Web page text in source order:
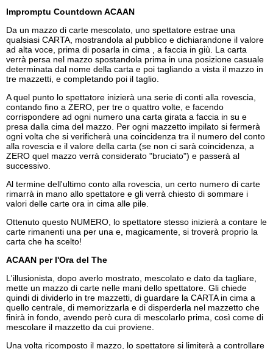
Impromptu Countdown ACAAN
Da un mazzo di carte mescolato, uno spettatore estrae una
qualsiasi CARTA, mostrandola al pubblico e dichiarandone il valore
ad alta voce, prima di posarla in cima , a faccia in giù. La carta
verrà persa nel mazzo spostandola prima in una posizione casuale
determinata dal nome della carta e poi tagliando a vista il mazzo in
tre mazzetti, e completando poi il taglio.
A quel punto lo spettatore inizierà una serie di conti alla rovescia,
contando fino a ZERO, per tre o quattro volte, e facendo
corrispondere ad ogni numero una carta girata a faccia in su e
presa dalla cima del mazzo. Per ogni mazzetto impilato si fermerà
ogni volta che si verificherà una coincidenza tra il numero del conto
alla rovescia e il valore della carta (se non ci sarà coincidenza, a
ZERO quel mazzo verrà considerato "bruciato") e passerà al
successivo.
Al termine dell'ultimo conto alla rovescia, un certo numero di carte
rimarrà in mano allo spettatore e gli verrà chiesto di sommare i
valori delle carte ora in cima alle pile.
Ottenuto questo NUMERO, lo spettatore stesso inizierà a contare le
carte rimanenti una per una e, magicamente, si troverà proprio la
carta che ha scelto!
ACAAN per l'Ora del The
L'illusionista, dopo averlo mostrato, mescolato e dato da tagliare,
mette un mazzo di carte nelle mani dello spettatore. Gli chiede
quindi di dividerlo in tre mazzetti, di guardare la CARTA in cima a
quello centrale, di memorizzarla e di disperderla nel mazzetto che
finirà in fondo, avendo però cura di mescolarlo prima, così come di
mescolare il mazzetto da cui proviene.
Una volta ricomposto il mazzo, lo spettatore si limiterà a controllare